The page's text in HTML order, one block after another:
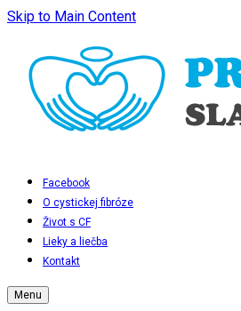
Skip to Main Content
Facebook
O cystickej fibróze
Život s CF
Lieky a liečba
Kontakt
Menu